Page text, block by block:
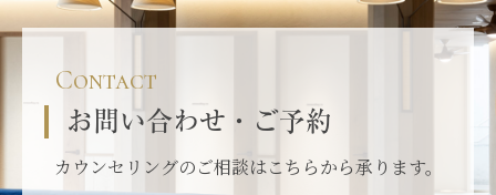
Contact
お問い合わせ・ご予約
カウンセリングのご相談はこちらから承ります。